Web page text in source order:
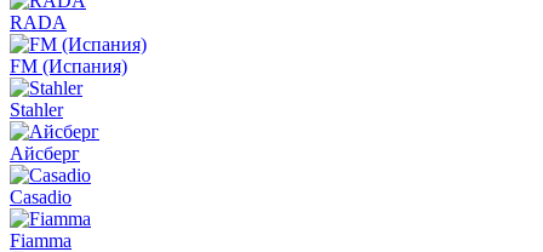
RADA
FM (Испания)
Stahler
Айсберг
Casadio
Fiamma